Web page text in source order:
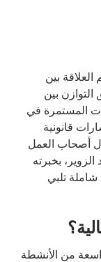
العلاقة بين
بين
المستمرة في
قانونية
أصحاب العمل
الزوير، بخبرته
شاملة تلبي
من الأنشطة